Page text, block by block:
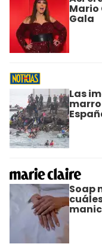
Mario
Gala
Las
Soap